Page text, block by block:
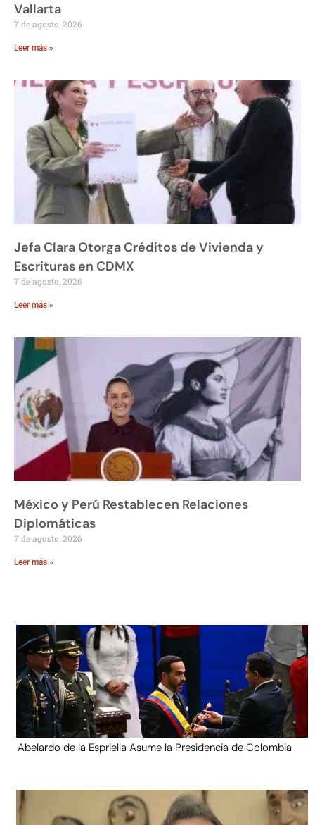
Vallarta
7 de agosto, 2026
Leer más »
Jefa Clara Otorga Créditos de Vivienda y
Escrituras en CDMX
7 de agosto, 2026
Leer más »
México y Perú Restablecen Relaciones
Diplomáticas
7 de agosto, 2026
Leer más »
Abelardo de la Espriella Asume la Presidencia de Colombia